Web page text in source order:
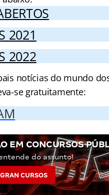
2021
2022
notícias do mundo
se gratuitamente:
EM CONCURSOS
do assunto!
CURSOS